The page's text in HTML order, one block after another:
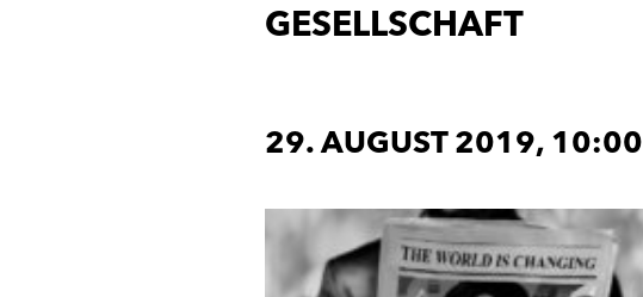
GESELLSCHAFT
29. AUGUST 2019, 10:00